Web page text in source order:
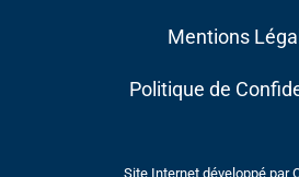
Mentions
Politique de
Site Internet développé par